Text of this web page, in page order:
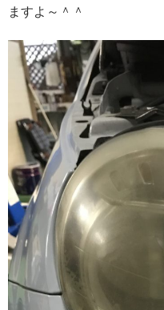
ますよ～＾＾